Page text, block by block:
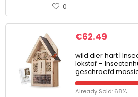
0
€62.49
wild dier hart |
lokstof –
geschroefd
Already Sold: 68%